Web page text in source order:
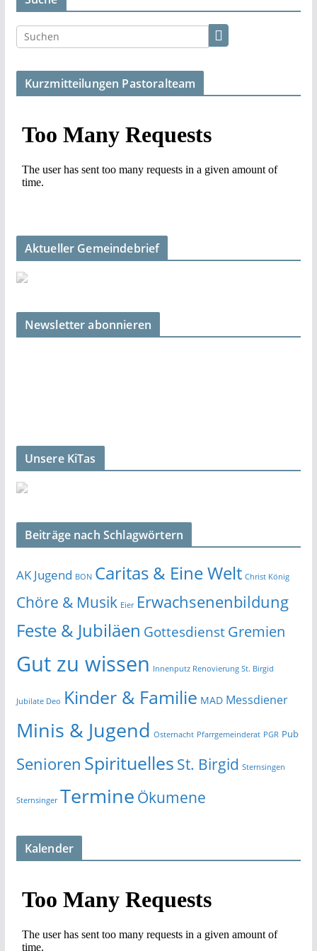
Kurzmitteilungen Pastoralteam
Aktueller Gemeindebrief
Newsletter abonnieren
Unsere KiTas
Beiträge nach Schlagwörtern
AK Jugend BON Caritas & Eine Welt Christ König
Chöre & Musik Eier Erwachsenenbildung
Feste & Jubiläen GottesdienstGremien
Gut zu wissen Innenputz Renovierung St. Birgid
Jubilate Deo Kinder & Familie MAD Messdiener
Minis & Jugend Osternacht Pfarrgemeinderat PGR Pub
Senioren Spirituelles St. Birgid Sternsingen
Sternsinger Termine Ökumene
Kalender